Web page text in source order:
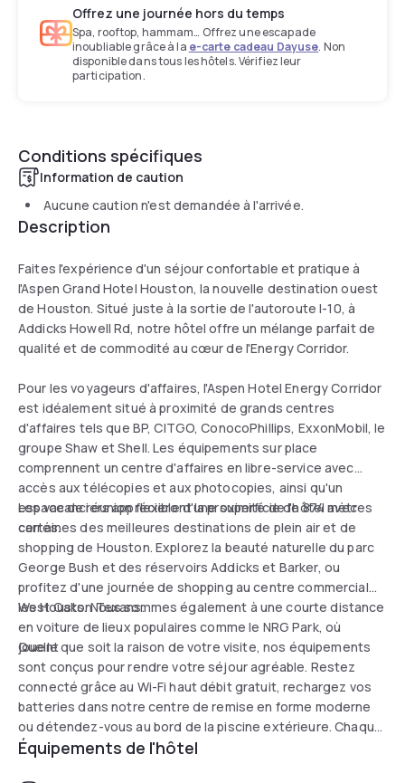
Offrez une journée hors du temps
Spa, rooftop, hammam… Offrez une escapade
inoubliable grâce à la e-carte cadeau Dayuse. Non
disponible dans tous les hôtels. Vérifiez leur
participation.
Conditions spécifiques
Information de caution
Aucune caution n'est demandée à l'arrivée.
Description
Faites l'expérience d'un séjour confortable et pratique à
l'Aspen Grand Hotel Houston, la nouvelle destination ouest
de Houston. Situé juste à la sortie de l'autoroute I-10, à
Addicks Howell Rd, notre hôtel offre un mélange parfait de
qualité et de commodité au cœur de l'Energy Corridor.
Pour les voyageurs d'affaires, l'Aspen Hotel Energy Corridor
est idéalement situé à proximité de grands centres
d'affaires tels que BP, CITGO, ConocoPhillips, ExxonMobil, le
groupe Shaw et Shell. Les équipements sur place
comprennent un centre d'affaires en libre-service avec
accès aux télécopies et aux photocopies, ainsi qu'un
espace de réunion flexible d'une superficie de 874 mètres
carrés.
Les vacanciers apprécieront la proximité de l'hôtel avec
certaines des meilleures destinations de plein air et de
shopping de Houston. Explorez la beauté naturelle du parc
George Bush et des réservoirs Addicks et Barker, ou
profitez d'une journée de shopping au centre commercial
West Oaks. Nous sommes également à une courte distance
en voiture de lieux populaires comme le NRG Park, où
jouent
les Houston Texans.
Quelle que soit la raison de votre visite, nos équipements
sont conçus pour rendre votre séjour agréable. Restez
connecté grâce au Wi-Fi haut débit gratuit, rechargez vos
batteries dans notre centre de remise en forme moderne
ou détendez-vous au bord de la piscine extérieure. Chaque
matin, faites le plein d'énergie avec un délicieux petit
Équipements de l'hôtel